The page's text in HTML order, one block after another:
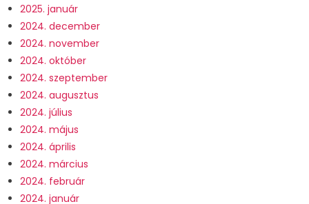
2025. január
2024. december
2024. november
2024. október
2024. szeptember
2024. augusztus
2024. július
2024. május
2024. április
2024. március
2024. február
2024. január